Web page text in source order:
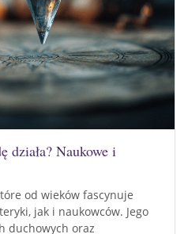
działa? Naukowe i
od wieków fascynuje
jak i naukowców. Jego
duchowych oraz